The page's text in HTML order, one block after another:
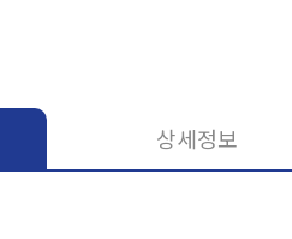
상세정보